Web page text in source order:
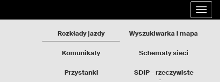
Rozkłady jazdy Wyszukiwarka i mapa
Komunikaty Schematy sieci
Przystanki
SDIP - rzeczywiste